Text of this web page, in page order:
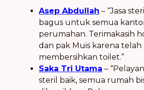
Asep Abdullah – “Jasa
bagus untuk semua
perumahan. Terimakasih
dan pak Muis karena
membersihkan toilet.”
Saka Tri Utama –
steril baik, semua rumah